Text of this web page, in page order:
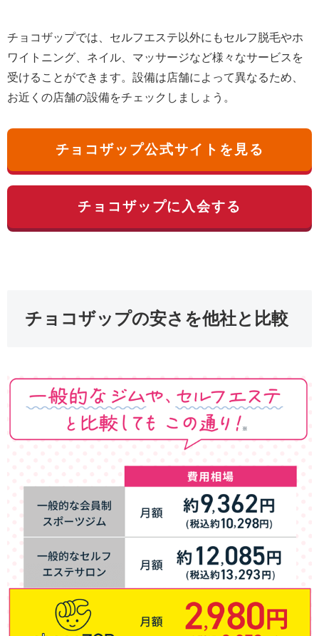
チョコザップでは、セルフエステ以外にもセルフ脱毛やホ
ワイトニング、ネイル、マッサージなど様々なサービスを
受けることができます。設備は店舗によって異なるため、
お近くの店舗の設備をチェックしましょう。
チョコザップ公式サイトを見る
チョコザップに入会する
チョコザップの安さを他社と比較